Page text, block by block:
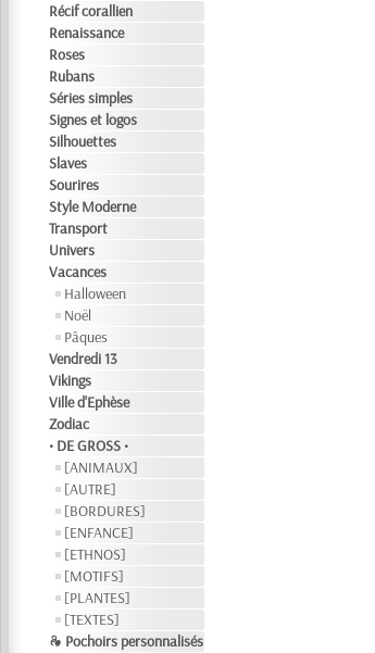
Récif corallien
Renaissance
Roses
Rubans
Séries simples
Signes et logos
Silhouettes
Slaves
Sourires
Style Moderne
Transport
Univers
Vacances
Halloween
Noël
Pâques
Vendredi 13
Vikings
Ville d'Ephèse
Zodiac
• DE GROSS •
[ANIMAUX]
[AUTRE]
[BORDURES]
[ENFANCE]
[ETHNOS]
[MOTIFS]
[PLANTES]
[TEXTES]
❧ Pochoirs personnalisés